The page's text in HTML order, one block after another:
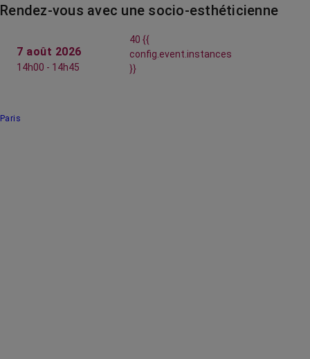
Rendez-vous avec une socio-esthéticienne
7 août 2026
14h00 - 14h45
40 {{
config.event.instances
}}
Paris